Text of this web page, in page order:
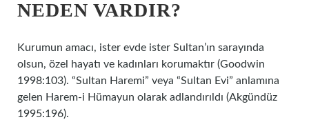
NEDEN VARDIR?
Kurumun amacı, ister evde ister Sultan’ın sarayında
olsun, özel hayatı ve kadınları korumaktır (Goodwin
1998:103). “Sultan Haremi” veya “Sultan Evi” anlamına
gelen Harem-i Hümayun olarak adlandırıldı (Akgündüz
1995:196).